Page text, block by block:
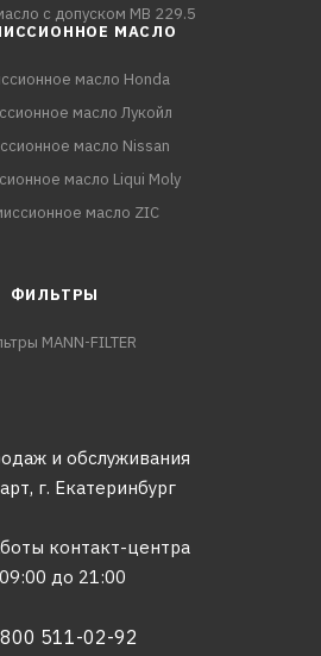
с допуском MB 229.5
МАСЛО
масло Honda
масло Лукойл
масло Nissan
масло Liqui Moly
масло ZIC
ФИЛЬТРЫ
MANN-FILTER
и обслуживания
г. Екатеринбург
контакт-центра
до 21:00
511-02-92